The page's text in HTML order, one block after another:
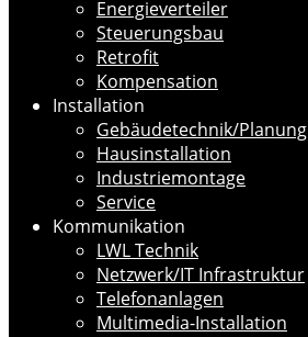
Energieverteiler
Steuerungsbau
Retrofit
Kompensation
Installation
Gebäudetechnik/Planung
Hausinstallation
Industriemontage
Service
Kommunikation
LWL Technik
Netzwerk/IT Infrastruktur
Telefonanlagen
Multimedia-Installation